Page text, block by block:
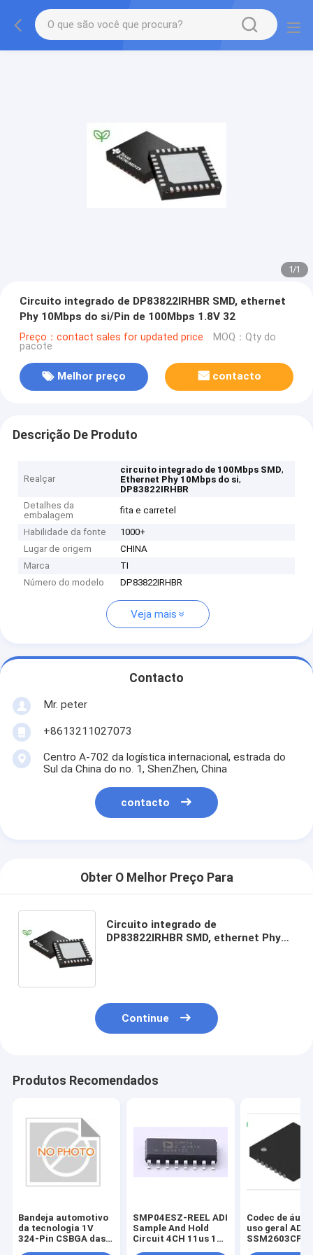
1/1
Circuito integrado de DP83822IRHBR SMD, ethernet
Phy 10Mbps do si/Pin de 100Mbps 1.8V 32
Preço：contact sales for updated price MOQ：Qty do
pacote
Melhor preço contacto
Descrição De Produto
Realçar
circuito integrado de 100Mbps SMD,
Ethernet Phy 10Mbps do si,
DP83822IRHBR
Detalhes da
embalagem
fita e carretel
Habilidade da fonte
1000+
Lugar de origem
CHINA
Marca
TI
Número do modelo
DP83822IRHBR
Veja mais
Contacto
Mr. peter
+8613211027073
Centro A-702 da logística internacional, estrada do
Sul da China do no. 1, ShenZhen, China
contacto
Obter O Melhor Preço Para
Circuito integrado de
DP83822IRHBR SMD, ethernet Phy
Continue
Produtos Recomendados
Bandeja automotivo
da tecnologia 1V
324-Pin CSBGA das
SMP04ESZ-REEL ADI
Sample And Hold
Circuit 4CH 11us 16
Codec de
uso geral ADI